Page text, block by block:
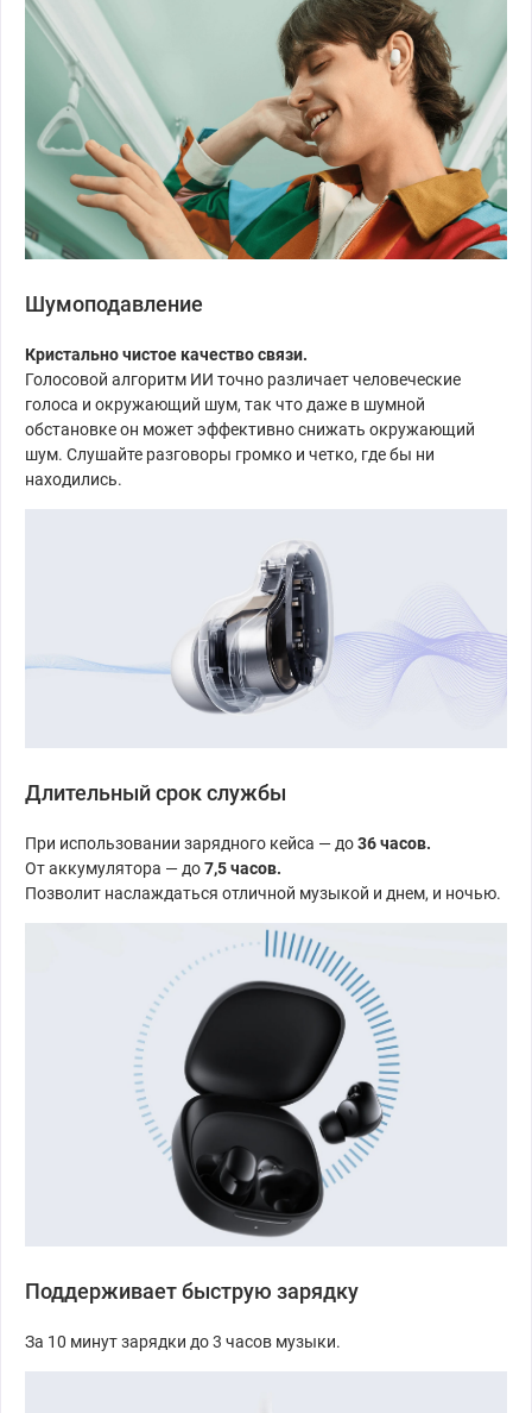
Шумоподавление
Кристально чистое качество связи.
Голосовой алгоритм ИИ точно различает человеческие
голоса и окружающий шум, так что даже в шумной
обстановке он может эффективно снижать окружающий
шум. Слушайте разговоры громко и четко, где бы ни
находились.
Длительный срок службы
При использовании зарядного кейса — до36 часов.
От аккумулятора — до7,5 часов.
Позволит наслаждаться отличной музыкой и днем, и ночью.
Поддерживает быструю зарядку
За 10 минут зарядки до3 часов музыки.